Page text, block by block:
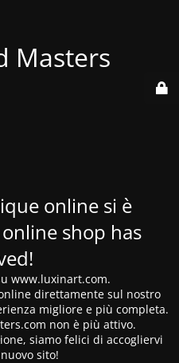
Masters
online si è
shop has
www.luxinart.com.
direttamente sul nostro
migliore e più completa.
non è più attivo.
siamo felici di accogliervi
sito!